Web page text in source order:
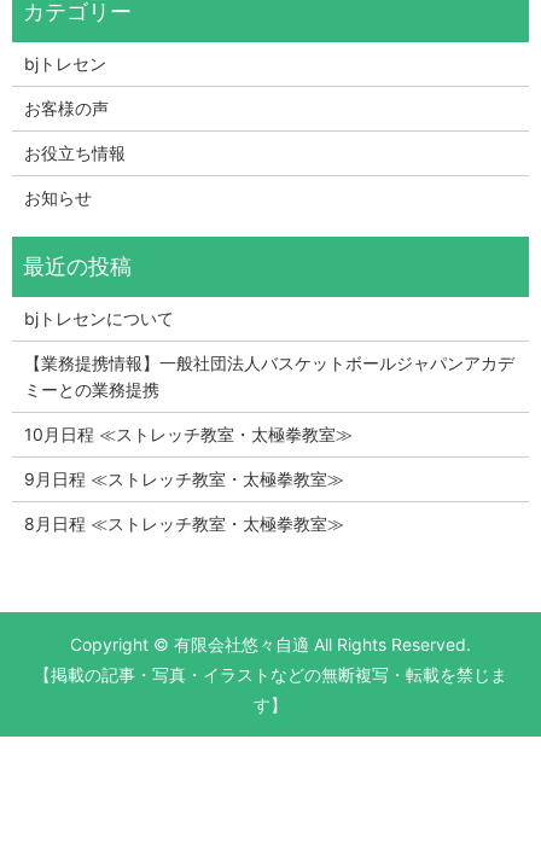
bjトレセン
お客様の声
お役立ち情報
お知らせ
bjトレセンについて
【業務提携情報】一般社団法人バスケットボールジャパンアカデ
ミーとの業務提携
10月日程 ≪ストレッチ教室・太極拳教室≫
9月日程 ≪ストレッチ教室・太極拳教室≫
8月日程 ≪ストレッチ教室・太極拳教室≫
Copyright © 有限会社悠々自適 All Rights Reserved.
【掲載の記事・写真・イラストなどの無断複写・転載を禁じま
す】